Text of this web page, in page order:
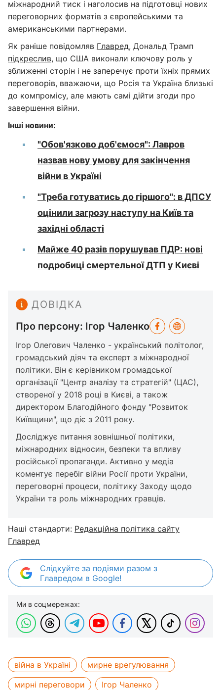
міжнародний тиск і наголосив на підготовці нових
переговорних форматів з європейськими та
американськими партнерами.
Як раніше повідомляв Главред, Дональд Трамп
підкреслив, що США виконали ключову роль у
зближенні сторін і не заперечує проти їхніх прямих
переговорів, вважаючи, що Росія та Україна близькі
до компромісу, але мають самі дійти згоди про
завершення війни.
Інші новини:
"Обов'язково доб'ємося": Лавров
назвав нову умову для закінчення
війни в Україні
"Треба готуватись до гіршого": в ДПСУ
оцінили загрозу наступу на Київ та
західні області
Майже 40 разів порушував ПДР: нові
подробиці смертельної ДТП у Києві
ДОВІДКА
Про персону: Ігор Чаленко
Ігор Олегович Чаленко - український політолог,
громадський діяч та експерт з міжнародної
політики. Він є керівником громадської
організації "Центр аналізу та стратегій" (ЦАС),
створеної у 2018 році в Києві, а також
директором Благодійного фонду "Розвиток
Київщини", що діє з 2011 року.
Досліджує питання зовнішньої політики,
міжнародних відносин, безпеки та впливу
російської пропаганди. Активно у медіа
коментує перебіг війни Росії проти України,
переговорні процеси, політику Заходу щодо
України та роль міжнародних гравців.
Наші стандарти: Редакційна політика сайту
Главред
Слідкуйте за подіями разом з
Главредом в Google!
Ми в соцмережах:
війна в Україні
мирне врегулювання
мирні переговори
Ігор Чаленко